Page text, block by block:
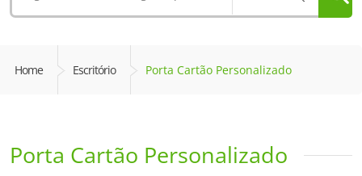
Home Escritório Porta Cartão Personalizado
Porta Cartão Personalizado